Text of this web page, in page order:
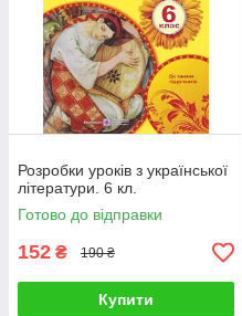
Розробки уроків з української
літератури. 6 кл.
Готово до відправки
152 ₴ 190 ₴
Купити